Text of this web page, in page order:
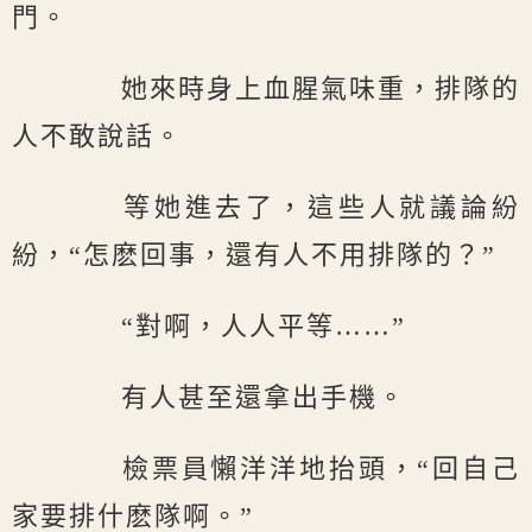
門。
她來時身上血腥氣味重，排隊的
人不敢說話。
等她進去了，這些人就議論紛
紛，“怎麽回事，還有人不用排隊的？”
“對啊，人人平等……”
有人甚至還拿出手機。
檢票員懶洋洋地抬頭，“回自己
家要排什麽隊啊。”